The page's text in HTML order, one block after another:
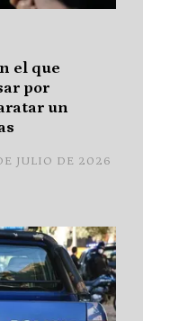
el que
por
un
JULIO DE 2026